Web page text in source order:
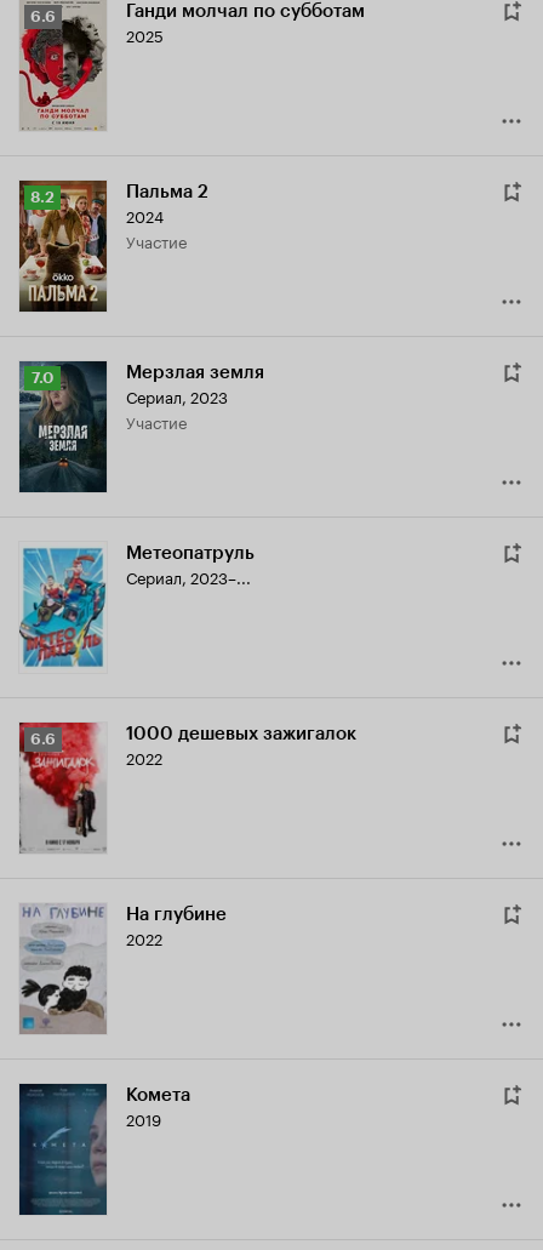
Рейтинг
Кинопоиска
6.6
6.6 Ганди молчал по субботам
2025
Рейтинг
Кинопоиска
8.2
8.2 Пальма 2
2024
участие
Рейтинг
Кинопоиска
7.0
7.0 Мерзлая земля
Сериал, 2023
участие
Метеопатруль
Сериал, 2023–...
Рейтинг
Кинопоиска
6.6
6.6 1000 дешевых зажигалок
2022
На глубине
2022
Комета
2019